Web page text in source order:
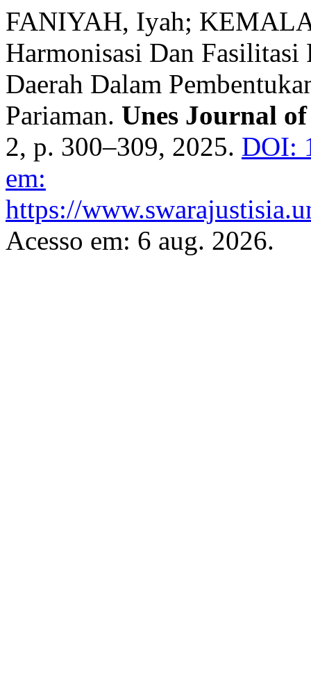
FANIYAH, Iyah;
Harmonisasi Dan Fasilitasi
Daerah Dalam
Pariaman. Unes Journal
2, p. 300–309, 2025. DOI:
em:
https://
Acesso em: 6 aug. 2026.